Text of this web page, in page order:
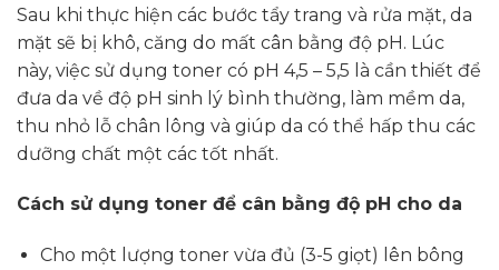
Sau khi thực hiện các bước tẩy trang và rửa mặt, da
mặt sẽ bị khô, căng do mất cân bằng độ pH. Lúc
này, việc sử dụng toner có pH 4,5 – 5,5 là cần thiết để
đưa da về độ pH sinh lý bình thường, làm mềm da,
thu nhỏ lỗ chân lông và giúp da có thể hấp thu các
dưỡng chất một các tốt nhất.
Cách sử dụng toner để cân bằng độ pH cho da
Cho một lượng toner vừa đủ (3-5 giọt) lên bông